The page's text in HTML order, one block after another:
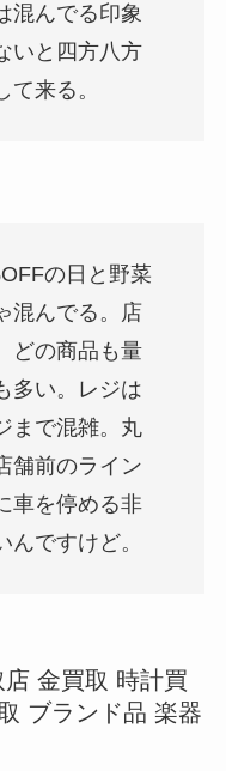
混んでる印象
いと四方八方
来る。
の日と野菜
混んでる。店
どの商品も量
多い。レジは
まで混雑。丸
舗前のライン
車を停める非
ですけど。
金買取 時計買
ブランド品 楽器